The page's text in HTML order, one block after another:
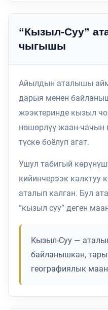
“Кызыл-Суу”
чыгышы
Айылдын аталышы
дарыя менен
жээктеринде кызыл
нөшөрлүү жаан-чачын
түскө боёлуп агат.
Ушул табигый
кийинчерээк калктуу
аталып калган. Бул
“кызыл суу” деген
Кызыл-Суу —
байланышкан,
географиялык